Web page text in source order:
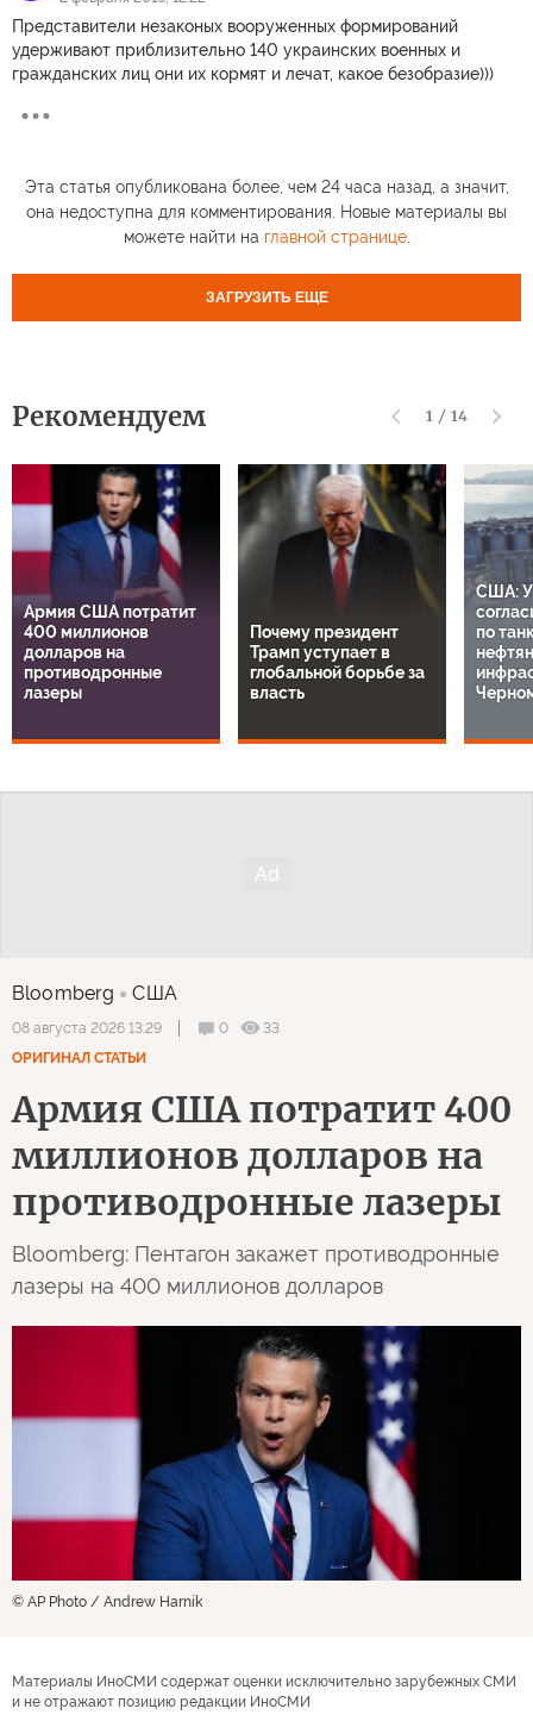
Представители незаконых вооруженных формирований
удерживают приблизительно 140 украинских военных и
гражданских лиц они их кормят и лечат, какое безобразие)))
Эта статья опубликована более, чем 24 часа назад, а значит,
она недоступна для комментирования. Новые материалы вы
можете найти на главной странице.
ЗАГРУЗИТЬ ЕЩЕ
Рекомендуем 1 / 14
Армия США потратит
400 миллионов
долларов на
противодронные
лазеры
Почему президент
Трамп уступает в
глобальной борьбе за
власть
США:
по
Bloomberg США
08 августа 2026 13:29 0
33
ОРИГИНАЛ СТАТЬИ
Армия США потратит 400
миллионов долларов на
противодронные лазеры
Bloomberg: Пентагон закажет противодронные
лазеры на 400 миллионов долларов
© AP Photo / Andrew Harnik
Материалы ИноСМИ содержат оценки исключительно зарубежных СМИ
и не отражают позицию редакции ИноСМИ